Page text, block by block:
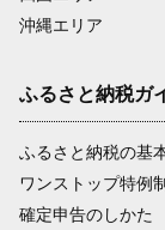
沖縄エリア
ふるさと納税ガ
ふるさと納税の基
ワンストップ特例
確定申告のしかた